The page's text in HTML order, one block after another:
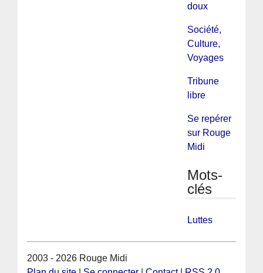
doux
Société,
Culture,
Voyages
Tribune
libre
Se repérer
sur Rouge
Midi
Mots-
clés
Luttes
2003 - 2026 Rouge Midi